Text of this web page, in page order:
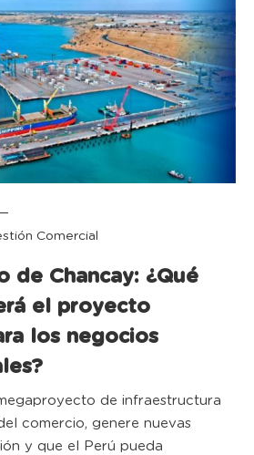
Comercial
de Chancay: ¿Qué
el proyecto
los negocios
de infraestructura
comercio, genere nuevas
y que el Perú pueda